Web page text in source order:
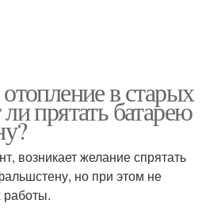
в старых
прятать батарею
возникает желание спрятать
но при этом не
работы.